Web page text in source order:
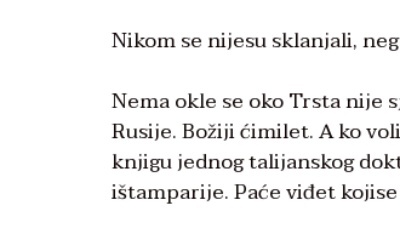
Nikom se nijesu sklanjali,
Nema okle se oko Trsta nije
Rusije. Božiji ćimilet. A ko
knjigu jednog talijanskog
ištamparije. Paće viđet